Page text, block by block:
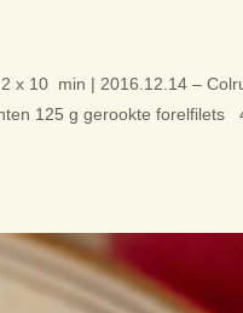
x 10 min | 2016.12.14 –
125 g gerookte forelfilets